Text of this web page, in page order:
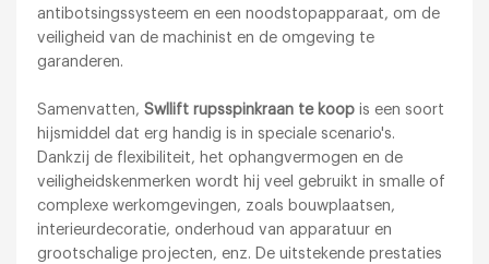
antibotsingssysteem en een noodstopapparaat, om de
veiligheid van de machinist en de omgeving te
garanderen.
Samenvatten,Swllift rupsspinkraan te koop is een soort
hijsmiddel dat erg handig is in speciale scenario's.
Dankzij de flexibiliteit, het ophangvermogen en de
veiligheidskenmerken wordt hij veel gebruikt in smalle of
complexe werkomgevingen, zoals bouwplaatsen,
interieurdecoratie, onderhoud van apparatuur en
grootschalige projecten, enz. De uitstekende prestaties